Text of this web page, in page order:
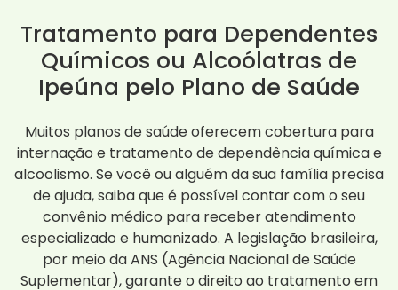
Tratamento para Dependentes
Químicos ou Alcoólatras de
Ipeúna pelo Plano de Saúde
Muitos planos de saúde oferecem cobertura para
internação e tratamento de dependência química e
alcoolismo. Se você ou alguém da sua família precisa
de ajuda, saiba que é possível contar com o seu
convênio médico para receber atendimento
especializado e humanizado. A legislação brasileira,
por meio da ANS (Agência Nacional de Saúde
Suplementar), garante o direito ao tratamento em